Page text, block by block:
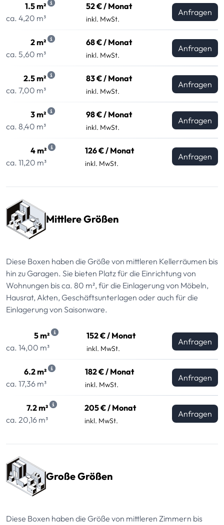
1.5 m²
ca. 4,20 m³
52 € / Monat
inkl. MwSt.
Anfragen
2 m²
ca. 5,60 m³
68 € / Monat
inkl. MwSt.
Anfragen
2.5 m²
ca. 7,00 m³
83 € / Monat
inkl. MwSt.
Anfragen
3 m²
ca. 8,40 m³
98 € / Monat
inkl. MwSt.
Anfragen
4 m²
ca. 11,20 m³
126 € / Monat
inkl. MwSt.
Anfragen
Mittlere Größen
Diese Boxen haben die Größe von mittleren Kellerräumen bis
hin zu Garagen. Sie bieten Platz für die Einrichtung von
Wohnungen bis ca. 80 m², für die Einlagerung von Möbeln,
Hausrat, Akten, Geschäftsunterlagen oder auch für die
Einlagerung von Saisonware.
5 m²
ca. 14,00 m³
152 € / Monat
inkl. MwSt.
Anfragen
6.2 m²
ca. 17,36 m³
182 € / Monat
inkl. MwSt.
Anfragen
7.2 m²
ca. 20,16 m³
205 € / Monat
inkl. MwSt.
Anfragen
Große Größen
Diese Boxen haben die Größe von mittleren Zimmern bis